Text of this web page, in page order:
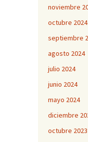
noviembre
octubre 2024
septiembre
agosto 2024
julio 2024
junio 2024
mayo 2024
diciembre
octubre 2023